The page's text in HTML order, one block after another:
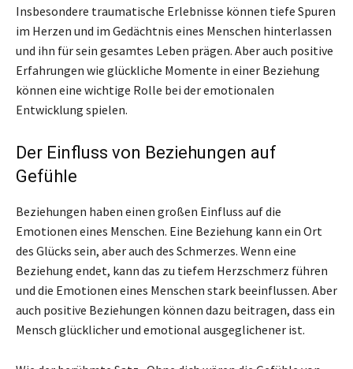
Insbesondere traumatische Erlebnisse können tiefe Spuren
im Herzen und im Gedächtnis eines Menschen hinterlassen
und ihn für sein gesamtes Leben prägen. Aber auch positive
Erfahrungen wie glückliche Momente in einer Beziehung
können eine wichtige Rolle bei der emotionalen
Entwicklung spielen.
Der Einfluss von Beziehungen auf
Gefühle
Beziehungen haben einen großen Einfluss auf die
Emotionen eines Menschen. Eine Beziehung kann ein Ort
des Glücks sein, aber auch des Schmerzes. Wenn eine
Beziehung endet, kann das zu tiefem Herzschmerz führen
und die Emotionen eines Menschen stark beeinflussen. Aber
auch positive Beziehungen können dazu beitragen, dass ein
Mensch glücklicher und emotional ausgeglichener ist.